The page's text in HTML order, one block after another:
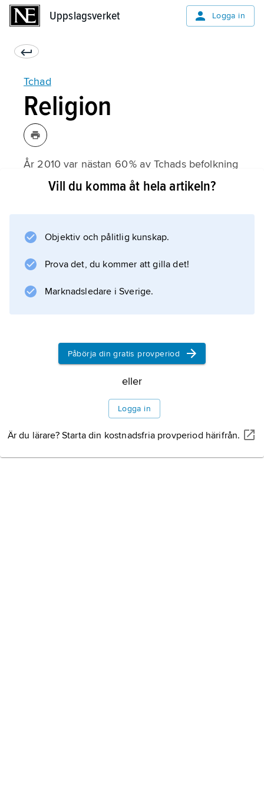
Uppslagsverket Logga in
Tchad
Religion
År 2010 var nästan 60 % av Tchads befolkning
muslimer. Islam kom till landet redan på 600-
tjänst.
Sufismen
sufiska ordnar är Tijaniya, som har
Information om artikeln
Vill du komma åt hela artikeln?
Objektiv och pålitlig kunskap.
Prova det, du kommer att gilla det!
Marknadsledare i Sverige.
Påbörja din gratis provperiod
eller
Logga in
Är du lärare? Starta din kostnadsfria provperiod härifrån.